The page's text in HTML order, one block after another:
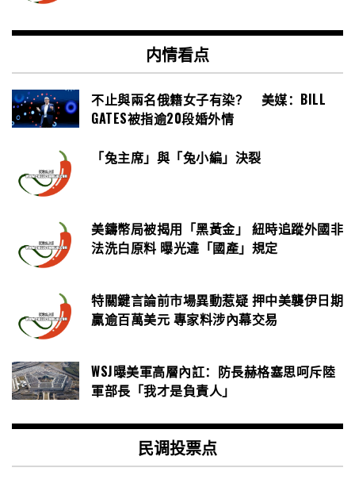
内情看点
不止與兩名俄籍女子有染？ 美媒：BILL
GATES被指逾20段婚外情
「兔主席」與「兔小編」決裂
美鑄幣局被揭用「黑黃金」 紐時追蹤外國非
法洗白原料 曝光違「國產」規定
特關鍵言論前市場異動惹疑 押中美襲伊日期
贏逾百萬美元 專家料涉內幕交易
WSJ曝美軍高層內訌：防長赫格塞思呵斥陸
軍部長「我才是負責人」
民调投票点